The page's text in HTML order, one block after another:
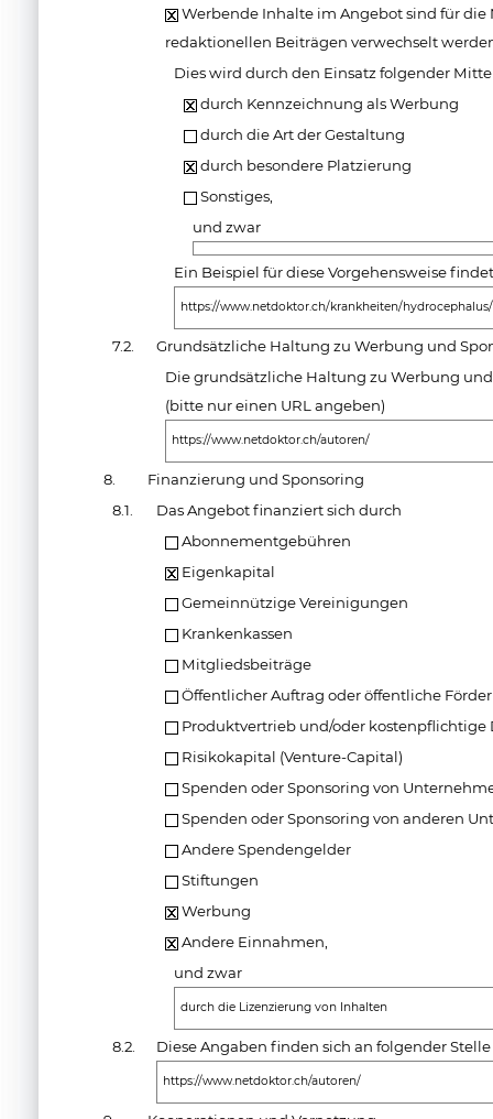
Werbende Inhalte im Angebot sind für die
redaktionellen Beiträgen verwechselt
Dies wird durch den Einsatz folgender
durch Kennzeichnung als Werbung
durch die Art der Gestaltung
durch besondere Platzierung
Sonstiges,
und zwar
Ein Beispiel für diese Vorgehensweise
https://www.netdoktor.ch/krankheiten/hydrocephalus/
7.2.
Grundsätzliche Haltung zu Werbung und
Die grundsätzliche Haltung zu Werbung
(bitte nur einen URL angeben)
https://www.netdoktor.ch/autoren/
8.
Finanzierung und Sponsoring
8.1.
Das Angebot finanziert sich durch
Abonnementgebühren
Eigenkapital
Gemeinnützige Vereinigungen
Krankenkassen
Mitgliedsbeiträge
Öffentlicher Auftrag oder öffentliche
Produktvertrieb und/oder kostenpflichtige
Risikokapital (Venture-Capital)
Spenden oder Sponsoring von
Spenden oder Sponsoring von anderen
Andere Spendengelder
Stiftungen
Werbung
Andere Einnahmen,
und zwar
durch die Lizenzierung von Inhalten
8.2. Diese Angaben finden sich an folgender
https://www.netdoktor.ch/autoren/